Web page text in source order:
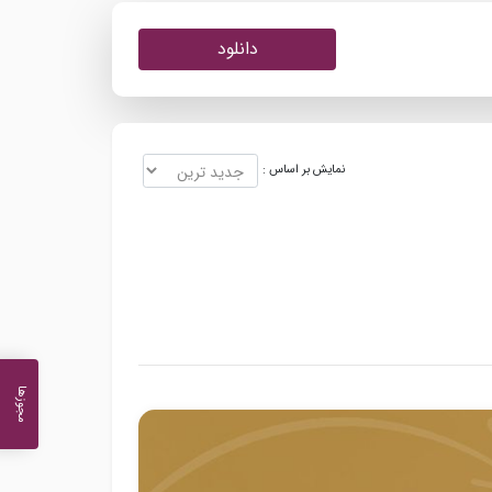
مجوزها
دانلود
نمایش بر اساس :